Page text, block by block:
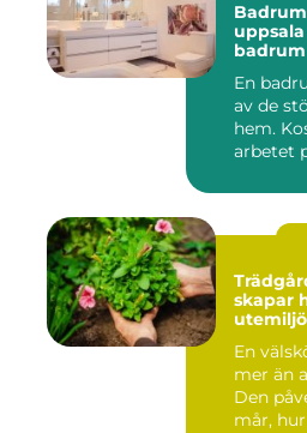
uppsala så skapar du ett
En
av de
hem.
arbetet
skapar
En
mer än
Den
mår,